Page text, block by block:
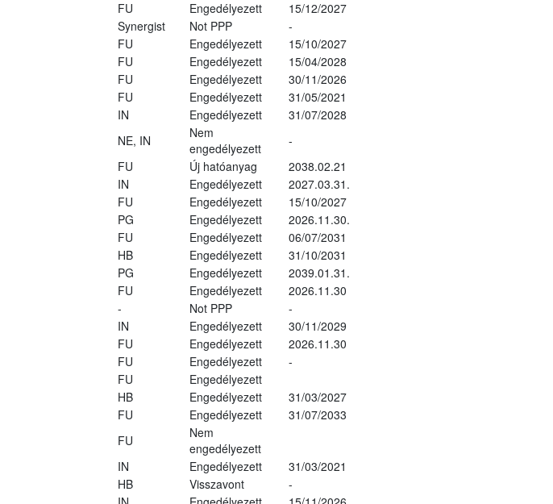
FU Engedélyezett
15/12/2027
Synergist Not PPP
-
FU Engedélyezett
15/10/2027
FU Engedélyezett
15/04/2028
FU Engedélyezett
30/11/2026
FU Engedélyezett
31/05/2021
IN Engedélyezett
31/07/2028
NE, IN
Nem
engedélyezett
-
FU Új hatóanyag
2038.02.21
IN Engedélyezett
2027.03.31.
FU Engedélyezett
15/10/2027
PG Engedélyezett
2026.11.30.
FU Engedélyezett
06/07/2031
HB Engedélyezett
31/10/2031
PG Engedélyezett
2039.01.31.
FU Engedélyezett
2026.11.30
- Not PPP
-
IN Engedélyezett
30/11/2029
FU Engedélyezett
2026.11.30
FU Engedélyezett
-
FU
Engedélyezett
HB Engedélyezett
31/03/2027
FU Engedélyezett
31/07/2033
FU
Nem
engedélyezett
IN Engedélyezett
31/03/2021
HB Visszavont
-